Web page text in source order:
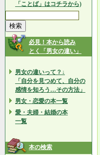
「ことば」はコチラから)
必見！本から読み
とく「男女の違い」
男女の違いって？↓
「自分を見つめて、自分の
感情を知ろう…その方法」
男女・恋愛の本一覧
愛・夫婦・結婚の本
一覧
本の検索